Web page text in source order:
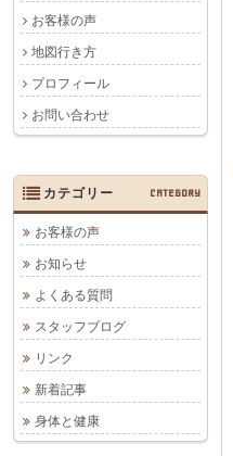
お客様の声
地図行き方
プロフィール
お問い合わせ
カテゴリー CATEGORY
お客様の声
お知らせ
よくある質問
スタッフブログ
リンク
新着記事
身体と健康